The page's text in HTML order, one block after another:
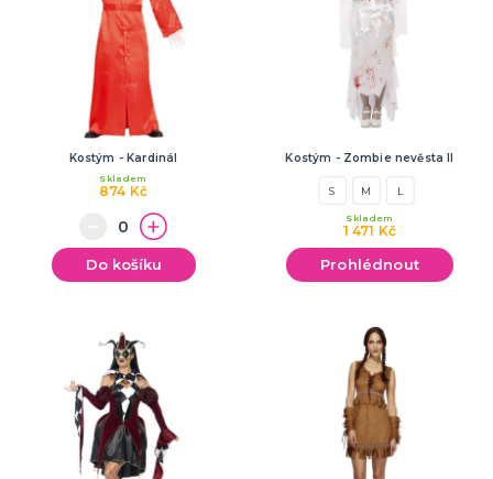
Kostým - Kardinál
874 Kč
Skladem
Do košíku
Kostým - Zombie nevěsta II
S M L
1 471 Kč
Skladem
Prohlédnout